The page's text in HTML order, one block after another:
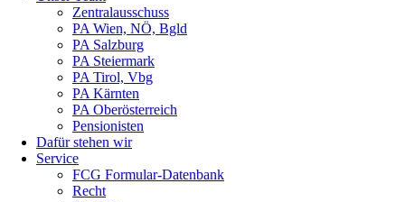
Zentralausschuss
PA Wien, NÖ, Bgld
PA Salzburg
PA Steiermark
PA Tirol, Vbg
PA Kärnten
PA Oberösterreich
Pensionisten
Dafür stehen wir
Service
FCG Formular-Datenbank
Recht